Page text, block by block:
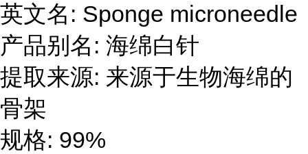
英文名 : Sponge microneedle
产品别名 : 海绵白针
提取来源: 来源于生物海绵的
骨架
规格: 99%